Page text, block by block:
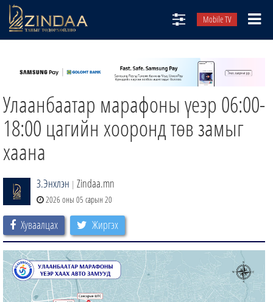
Mobile TV
ТВ8
ӨГЛӨӨНИЙ СОНИН
АУДИО ЗОХИОЛ
ЗИНДАА СЭТГҮҮЛ
Улаанбаатар марафоны үеэр 06:00-
18:00 цагийн хооронд төв замыг
хаана
З.Энхлэн | Zindaa.mn
2026 оны 05 сарын 20
Хуваалцах Жиргэх